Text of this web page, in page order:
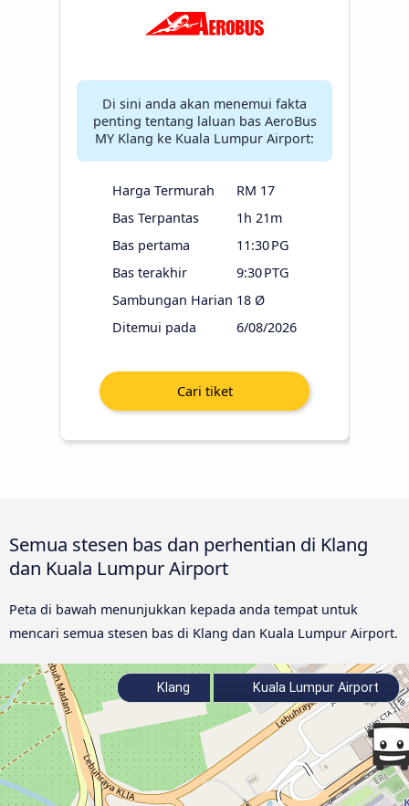
Di sini anda akan menemui fakta
penting tentang laluan bas AeroBus
MY Klang ke Kuala Lumpur Airport:
Harga Termurah
RM 17
Bas Terpantas
1h 21m
Bas pertama
11:30 PG
Bas terakhir
9:30 PTG
Sambungan Harian 18 Ø
Ditemui pada
6/08/2026
Semua stesen bas dan perhentian di Klang
dan Kuala Lumpur Airport
Peta di bawah menunjukkan kepada anda tempat untuk
mencari semua stesen bas di Klang dan Kuala Lumpur Airport.
Klang Kuala Lumpur Airport